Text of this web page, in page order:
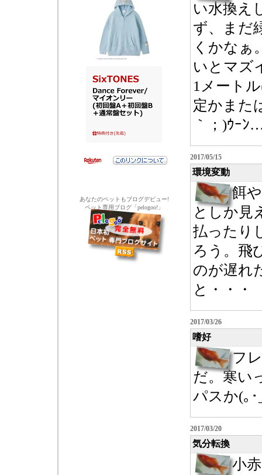
あなたのペットもブログデビュー!
ペット専用ブログ「pelogoo!」
い水換え
ず、まだ
くかなぁ
いとマズ
1メート
定かまた
｀；)ｳｰﾝ
2017/05/15
環境変動
餌
としか見
払ったり
ろう。飛
のが遅れ
と・・・
2017/03/26
嗜好
フ
だ。寒い
パスか(｡･
2017/03/20
気分転換
小